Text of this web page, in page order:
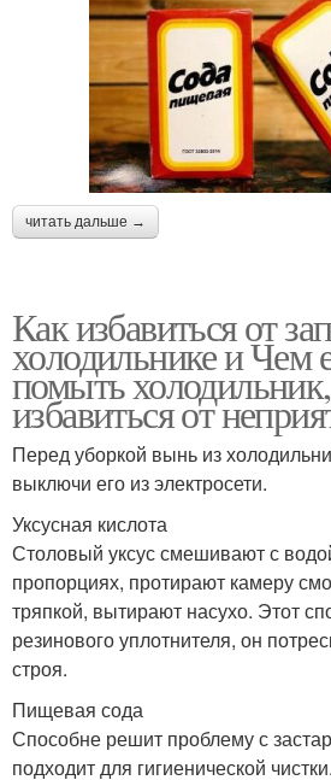
читать дальше →
Как избавиться от
холодильнике и Чем
помыть
избавиться от
Перед уборкой вынь из
выключи его из электросети.
Уксусная кислота
Столовый уксус смешивают с
пропорциях, протирают камеру
тряпкой, вытирают насухо. Этот
резинового уплотнителя, он
строя.
Пищевая сода
Способне решит проблему с
подходит для гигиенической